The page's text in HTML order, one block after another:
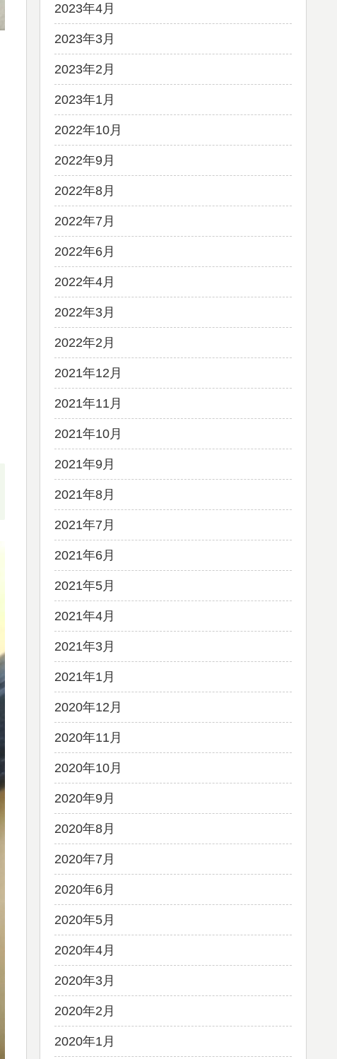
2023年4月
2023年3月
2023年2月
2023年1月
2022年10月
2022年9月
2022年8月
2022年7月
2022年6月
2022年4月
2022年3月
2022年2月
2021年12月
2021年11月
2021年10月
2021年9月
2021年8月
2021年7月
2021年6月
2021年5月
2021年4月
2021年3月
2021年1月
2020年12月
2020年11月
2020年10月
2020年9月
2020年8月
2020年7月
2020年6月
2020年5月
2020年4月
2020年3月
2020年2月
2020年1月